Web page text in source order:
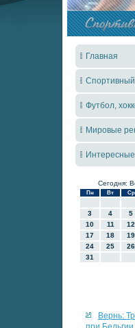
Главная
Футбол,
Мировые
Сегодня:
Пн Вт Ср
3
4 5
10
11 12
17
18 19
24
25 26
31
Вернь: